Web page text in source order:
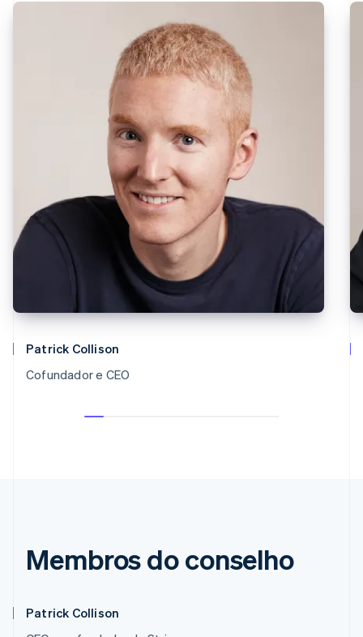
Patrick Collison
Cofundador e CEO
Membros do conselho
Patrick Collison